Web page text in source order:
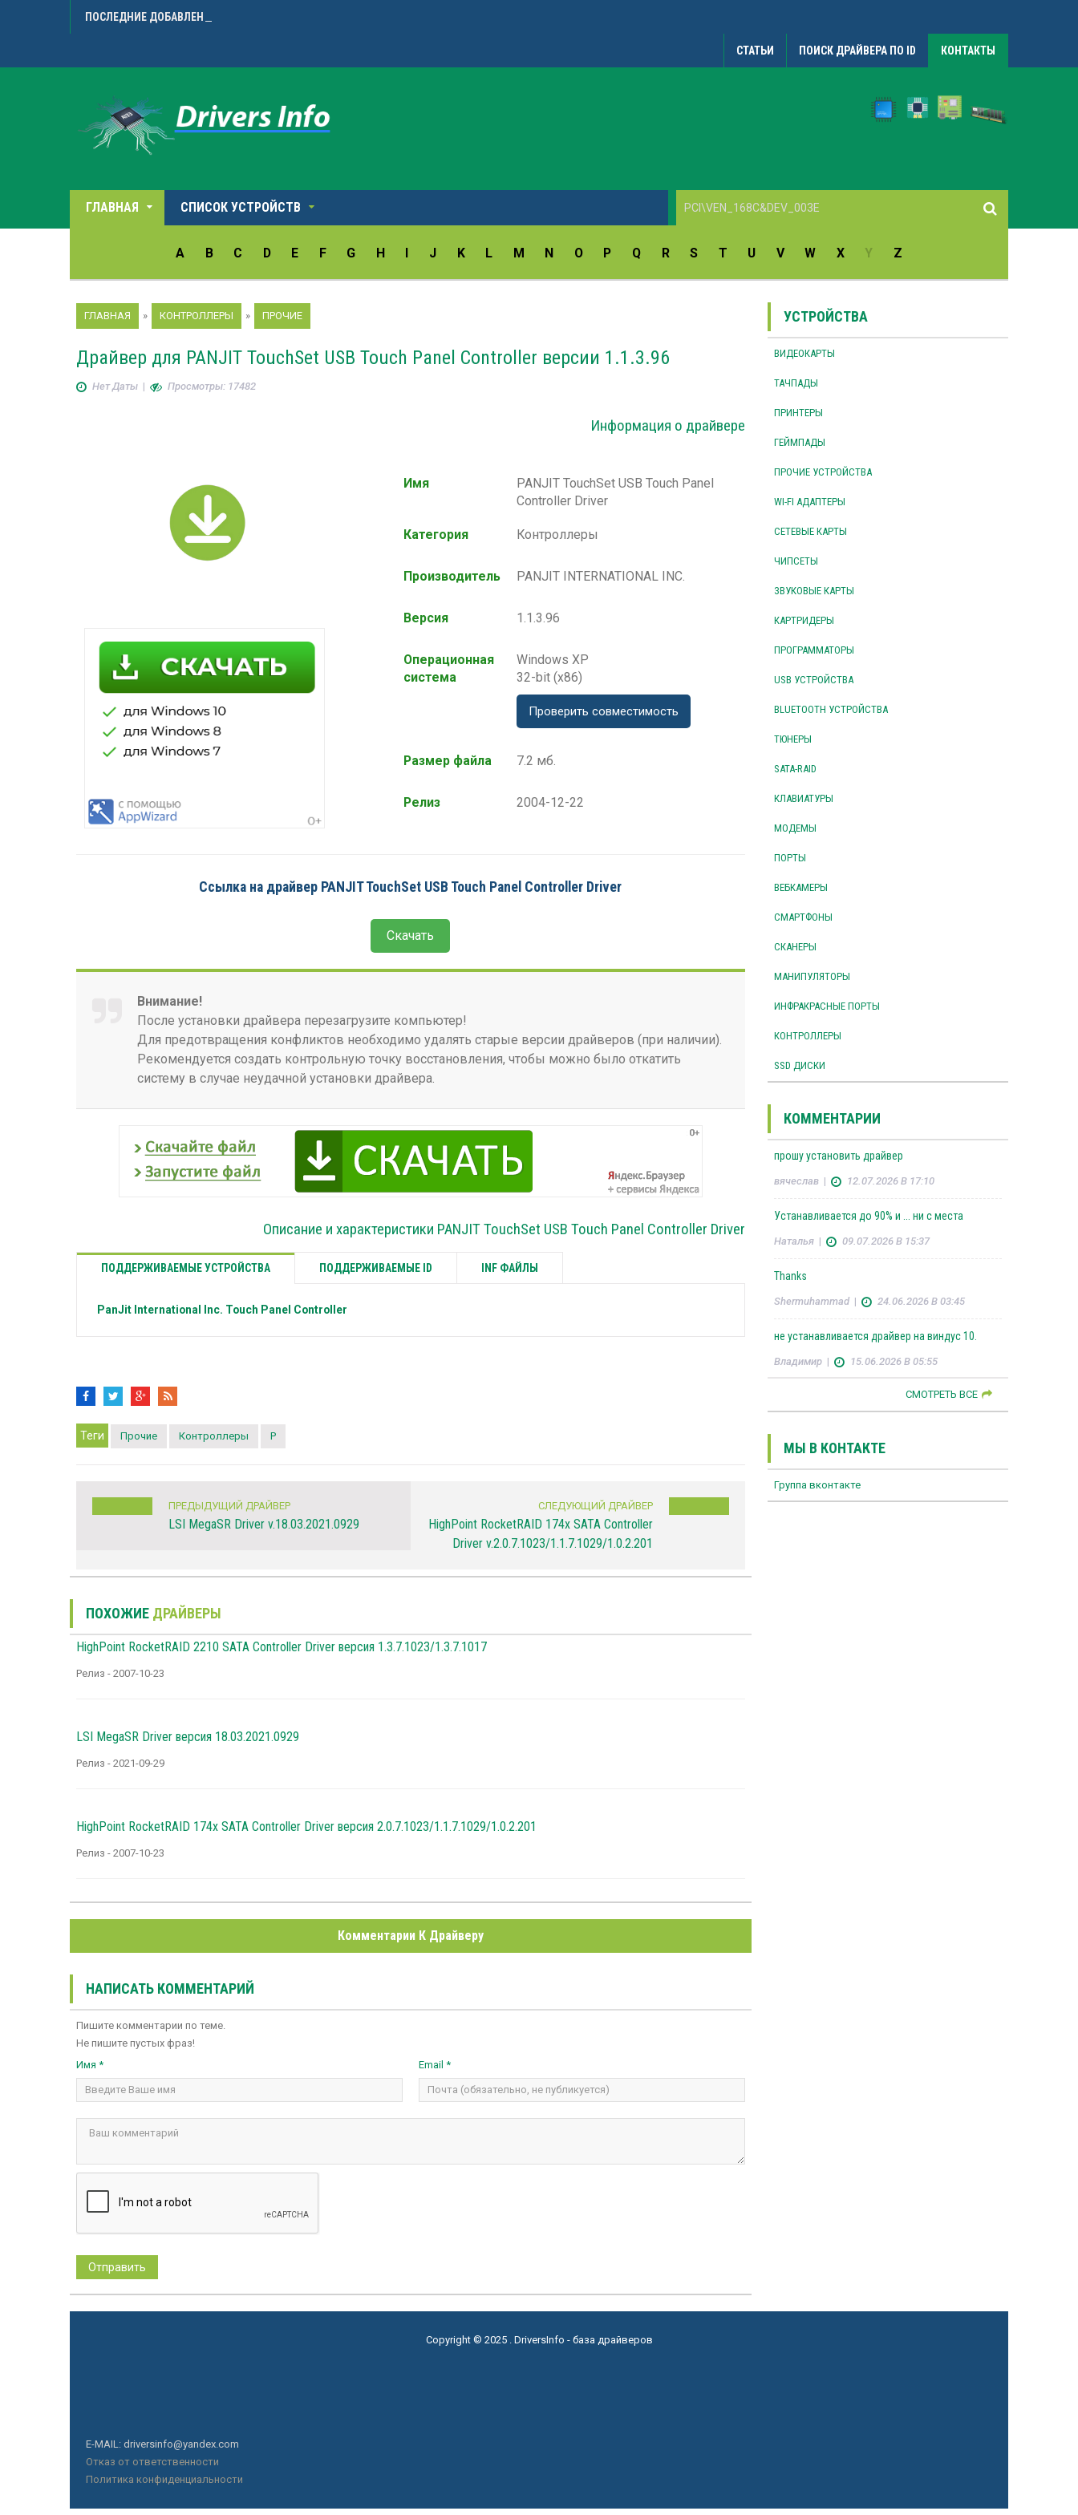
ПОСЛЕДНИЕ ДОБАВЛЕННЫЕ ДРАЙВЕРА
СТАТЬИ ПОИСК ДРАЙВЕРА ПО ID КОНТАКТЫ
ГЛАВНАЯ СПИСОК УСТРОЙСТВ
A B C D E F G H J K L M N O P Q R S T U V W X Y Z
ГЛАВНАЯ » КОНТРОЛЛЕРЫ » ПРОЧИЕ
Драйвер для PANJIT TouchSet USB Touch Panel Controller версии 1.1.3.96
Нет Даты | Просмотры: 17482
Информация о драйвере
Имя
PANJIT TouchSet USB Touch Panel
Controller Driver
Категория Контроллеры
Производитель PANJIT INTERNATIONAL INC.
Версия 1.1.3.96
Операционная
система
Windows XP
32-bit (x86)
Проверить совместимость
Размер файла 7.2 мб.
Релиз 2004-12-22
Ссылка на драйвер PANJIT TouchSet USB Touch Panel Controller Driver
Скачать
Внимание!
После установки драйвера перезагрузите компьютер!
Для предотвращения конфликтов необходимо удалять старые версии драйверов (при наличии).
Рекомендуется создать контрольную точку восстановления, чтобы можно было откатить
систему в случае неудачной установки драйвера.
Описание и характеристики PANJIT TouchSet USB Touch Panel Controller Driver
ПОДДЕРЖИВАЕМЫЕ УСТРОЙСТВА ПОДДЕРЖИВАЕМЫЕ ID INF ФАЙЛЫ
PanJit International Inc. Touch Panel Controller
Теги Прочие Контроллеры P
ПРЕДЫДУЩИЙ ДРАЙВЕР
LSI MegaSR Driver v.18.03.2021.0929
СЛЕДУЮЩИЙ ДРАЙВЕР
HighPoint RocketRAID 174x SATA Controller
Driver v.2.0.7.1023/1.1.7.1029/1.0.2.201
ПОХОЖИЕ ДРАЙВЕРЫ
HighPoint RocketRAID 2210 SATA Controller Driver версия 1.3.7.1023/1.3.7.1017
Релиз - 2007-10-23
LSI MegaSR Driver версия 18.03.2021.0929
Релиз - 2021-09-29
HighPoint RocketRAID 174x SATA Controller Driver версия 2.0.7.1023/1.1.7.1029/1.0.2.201
Релиз - 2007-10-23
Комментарии К Драйверу
НАПИСАТЬ КОММЕНТАРИЙ
Пишите комментарии по теме.
Не пишите пустых фраз!
Имя *
Email *
УСТРОЙСТВА
ВИДЕОКАРТЫ
ТАЧПАДЫ
ПРИНТЕРЫ
ГЕЙМПАДЫ
ПРОЧИЕ УСТРОЙСТВА
WI-FI АДАПТЕРЫ
СЕТЕВЫЕ КАРТЫ
ЧИПСЕТЫ
ЗВУКОВЫЕ КАРТЫ
КАРТРИДЕРЫ
ПРОГРАММАТОРЫ
USB УСТРОЙСТВА
BLUETOOTH УСТРОЙСТВА
ТЮНЕРЫ
SATA-RAID
КЛАВИАТУРЫ
МОДЕМЫ
ПОРТЫ
ВЕБКАМЕРЫ
СМАРТФОНЫ
СКАНЕРЫ
МАНИПУЛЯТОРЫ
ИНФРАКРАСНЫЕ ПОРТЫ
КОНТРОЛЛЕРЫ
SSD ДИСКИ
КОММЕНТАРИИ
прошу установить драйвер
вячеслав| 12.07.2026 В 17:10
Устанавливается до 90% и ... ни с места
Наталья| 09.07.2026 В 15:37
Thanks
Shermuhammad| 24.06.2026 В 03:45
не устанавливается драйвер на виндус 10.
Владимир| 15.06.2026 В 05:55
СМОТРЕТЬ ВСЕ
МЫ В КОНТАКТЕ
Группа вконтакте
Copyright © 2025 . DriversInfo - база драйверов
E-MAIL: driversinfo@yandex.com
Отказ от ответственности
Политика конфиденциальности